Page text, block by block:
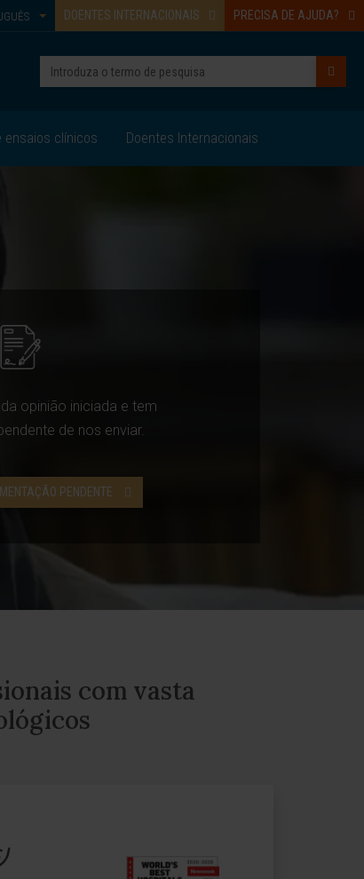
DOENTES INTERNACIONAIS PRECISA DE AJUDA?
ensaios clínicos Doentes Internacionais
opinião iniciada e tem
de nos enviar.
PENDENTE
com vasta